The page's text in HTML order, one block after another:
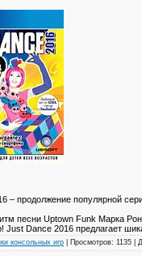
– продолжение популярной
песни Uptown Funk Марка
Just Dance 2016 предлагает
консольных игр Просмотров: 1135